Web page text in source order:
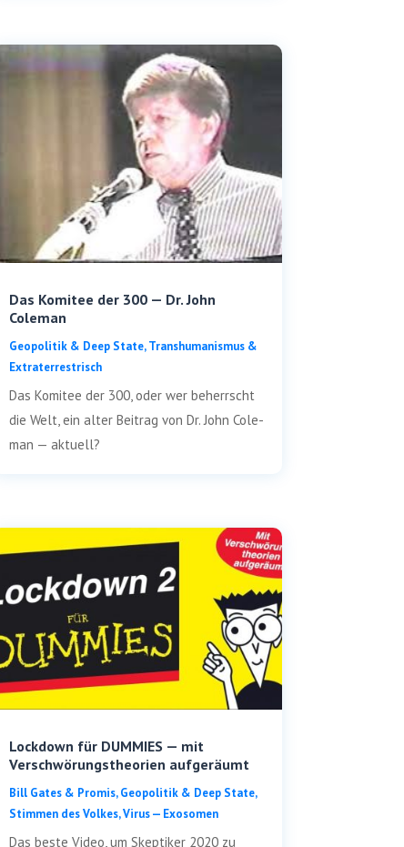
Das Komitee der 300 — Dr. John
Coleman
Geo­po­li­tik & Deep Sta­te,Trans­hu­ma­nis­mus &
Extraterrestrisch
Das Komi­tee der 300, oder wer beherrscht
die Welt, ein alter Bei­trag von Dr. John Cole­
man — aktuell?
Lockdown für DUMMIES — mit
Verschwörungstheorien aufgeräumt
Bill Gates & Pro­mis,Geo­po­li­tik & Deep Sta­te,
Stim­men des Vol­kes,Virus — Exosomen
Das bes­te Video, um Skep­ti­ker 2020 zu